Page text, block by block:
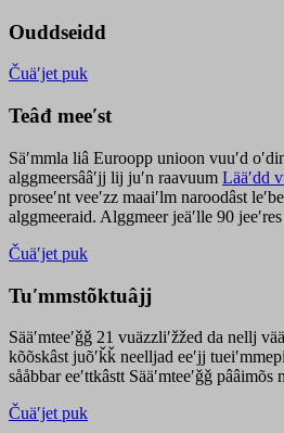
Ouddseidd
Čuäʹjet puk
Teâđ meeʹst
Säʹmmla liâ Euroopp unioon vuuʹd
alggmeersââʹjj lij juʹn raavuum Lääʹdd
proseeʹnt veeʹzz maaiʹlm naroodâst
alggmeeraid. Alggmeer jeäʹlle 90
Čuäʹjet puk
Tuʹmmstõktuâjj
Sääʹmteeʹǧǧ 21 vuäzzliʹžžed da nellj
kõõskâst juõʹǩǩ neelljad eeʹjj
sååbbar eeʹttkâstt Sääʹmteeʹǧǧ pââimõs
Čuäʹjet puk